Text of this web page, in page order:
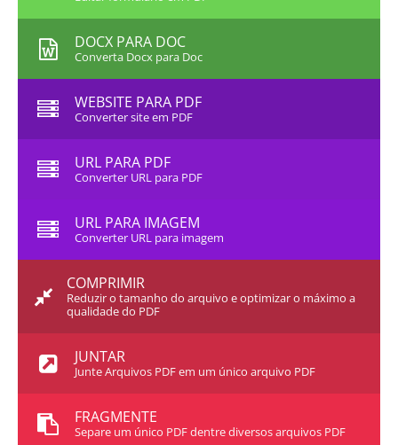
DOCX PARA DOC
Converta Docx para Doc
WEBSITE PARA PDF
Converter site em PDF
URL PARA PDF
Converter URL para PDF
URL PARA IMAGEM
Converter URL para imagem
COMPRIMIR
Reduzir o tamanho do arquivo e optimizar o máximo a
qualidade do PDF
JUNTAR
Junte Arquivos PDF em um único arquivo PDF
FRAGMENTE
Separe um único PDF dentre diversos arquivos PDF